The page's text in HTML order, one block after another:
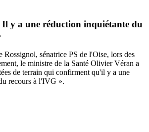
y a une réduction inquiétante du
Rossignol, sénatrice PS de l'Oise, lors des
le ministre de la Santé Olivier Véran a
de terrain qui confirment qu'il y a une
recours à l'IVG ».